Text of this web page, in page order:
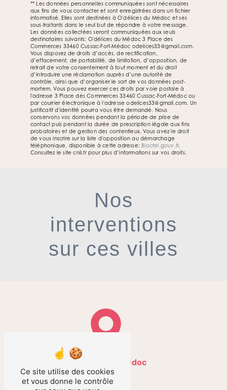
** Les données personnelles communiquées sont nécessaires
aux fins de vous contacter et sont enregistrées dans un fichier
informatisé. Elles sont destinées à O'délices du Médoc et ses
sous-traitants dans le seul but de répondre à votre message.
Les données collectées seront communiquées aux seuls
destinataires suivants: O'délices du Médoc 3 Place des
Commerces 33460 Cussac-Fort-Médoc odelices33@gmail.com.
Vous disposez de droits d’accès, de rectification,
d’effacement, de portabilité, de limitation, d’opposition, de
retrait de votre consentement à tout moment et du droit
d’introduire une réclamation auprès d’une autorité de
contrôle, ainsi que d’organiser le sort de vos données post-
mortem. Vous pouvez exercer ces droits par voie postale à
l'adresse 3 Place des Commerces 33460 Cussac-Fort-Médoc ou
par courrier électronique à l'adresse odelices33@gmail.com. Un
justificatif d'identité pourra vous être demandé. Nous
conservons vos données pendant la période de prise de
contact puis pendant la durée de prescription légale aux fins
probatoires et de gestion des contentieux. Vous avez le droit
de vous inscrire sur la liste d'opposition au démarchage
téléphonique, disponible à cette adresse: Bloctel.gouv.fr.
Consultez le site cnil.fr pour plus d’informations sur vos droits.
Nos
interventions
sur ces villes
Cussac-Fort-Médoc
Ce site utilise des cookies
et vous donne le contrôle